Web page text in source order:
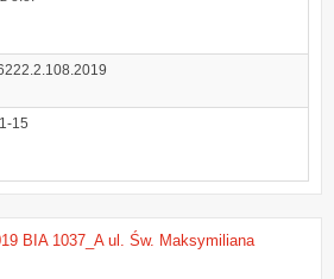
15
BIA 1037_A ul. Św. Maksymiliana